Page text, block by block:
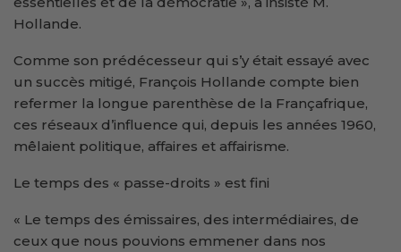
Hollande.
Comme son prédécesseur qui s’y était essayé avec
un succès mitigé, François Hollande compte bien
refermer la longue parenthèse de la Françafrique,
ces réseaux d’influence qui, depuis les années 1960,
mêlaient politique, affaires et affairisme.
Le temps des « passe-droits » est fini
« Le temps des émissaires, des intermédiaires, de
ceux que nous pouvions emmener dans nos